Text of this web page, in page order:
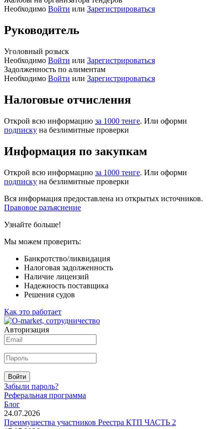
Необходимо Войти или Зарегистрироваться
Руководитель
Уголовный розыск
Необходимо Войти или Зарегистрироваться
Задолженность по алиментам
Необходимо Войти или Зарегистрироваться
Налоговые отчисления
Открой всю информацию за 1000 тенге. Или оформи
подписку на безлимитные проверки
Информация по закупкам
Открой всю информацию за 1000 тенге. Или оформи
подписку на безлимитные проверки
Вся информация предоставлена из открытых источников.
Правовое разъяснение
Узнайте больше!
Мы можем проверить:
Банкротство/ликвидация
Налоговая задолженность
Наличие лицензий
Надежность поставщика
Решения судов
Как это работает
Авторизация
Войти
Забыли пароль?
Реферальная программа
Блог
24.07.2026
Преимущества участников Реестра КТП ЧАСТЬ 2